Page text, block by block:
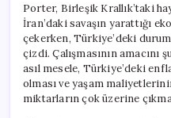
Porter, Birleşik Krallık’taki
İran’daki savaşın yarattığı
çekerken, Türkiye’deki
çizdi. Çalışmasının
asıl mesele, Türkiye’deki
olması ve yaşam
miktarların çok üzerine